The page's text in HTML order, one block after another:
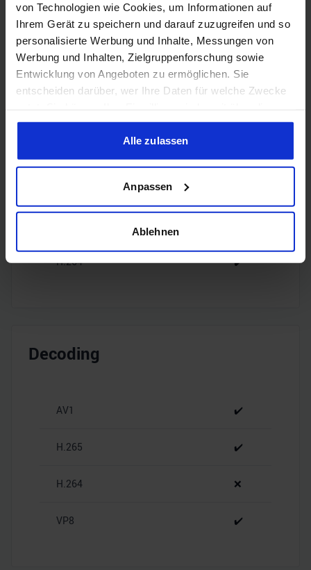
von Technologien wie Cookies, um Informationen auf
Ihrem Gerät zu speichern und darauf zuzugreifen und so
personalisierte Werbung und Inhalte, Messungen von
Werbung und Inhalten, Zielgruppenforschung sowie
Entwicklung von Angeboten zu ermöglichen. Sie
entscheiden darüber, wer Ihre Daten für welche Zwecke
Cookie-Erklärung oder durch Klicken auf das Privacy
Trigger Symbol ändern oder widerrufen
Informationen über Ihre geografische Lage erfassen,
welche bis auf einige Meter genau sein können
Ihr Gerät durch aktives Scannen nach bestimmten
Erfahren Sie mehr darüber, wie Ihre persönlichen Daten
personalisieren, Funktionen für soziale Medien anbieten
zu können und die Zugriffe auf unsere Website zu
soziale Medien, Werbung und Analysen weiter. Unsere
weiteren Daten zusammen, die Sie ihnen bereitgestellt
gesammelt haben.
Alle zulassen
Anpassen
Ablehnen
HDMI
2.1b
DisplayPort
3x
DisplayPort
2.1b
Encoding
H.264 ✔️
Decoding
AV1 ✔️
H.265 ✔️
H.264 ❌
VP8 ✔️